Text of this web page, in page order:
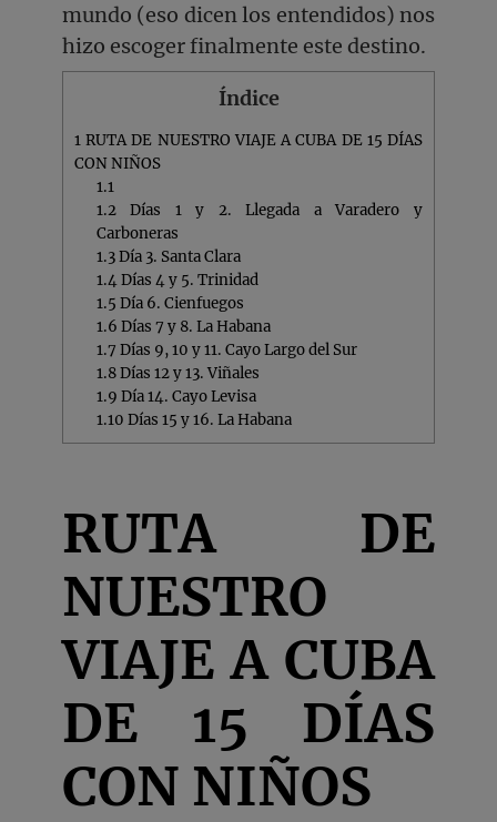
mundo (eso dicen los entendidos) nos
hizo escoger finalmente este destino.
Índice
1 RUTA DE NUESTRO VIAJE A CUBA DE 15 DÍAS
CON NIÑOS
1.1
1.2Días 1 y 2. Llegada a Varadero y
Carboneras
1.3Día 3. Santa Clara
1.4Días 4 y 5. Trinidad
1.5 Día 6. Cienfuegos
1.6 Días 7 y 8. La Habana
1.7 Días 9, 10 y 11. Cayo Largo del Sur
1.8Días 12 y 13. Viñales
1.9 Día 14. Cayo Levisa
1.10 Días 15 y 16. La Habana
RUTA DE
NUESTRO
VIAJE A CUBA
DE 15 DÍAS
CON NIÑOS